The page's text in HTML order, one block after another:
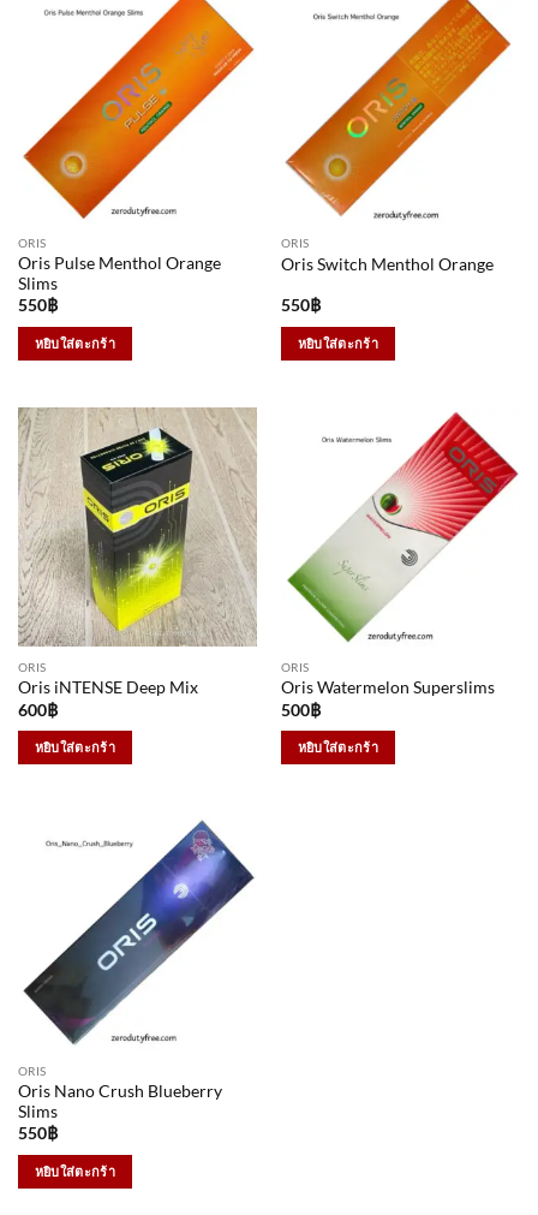
ORIS
Oris Pulse Menthol Orange
Slims
550฿
หยิบใส่ตะกร้า
ORIS
Oris Switch Menthol Orange
550฿
หยิบใส่ตะกร้า
ORIS
Oris iNTENSE Deep Mix
600฿
หยิบใส่ตะกร้า
ORIS
Oris Watermelon Superslims
500฿
หยิบใส่ตะกร้า
ORIS
Oris Nano Crush Blueberry
Slims
550฿
หยิบใส่ตะกร้า